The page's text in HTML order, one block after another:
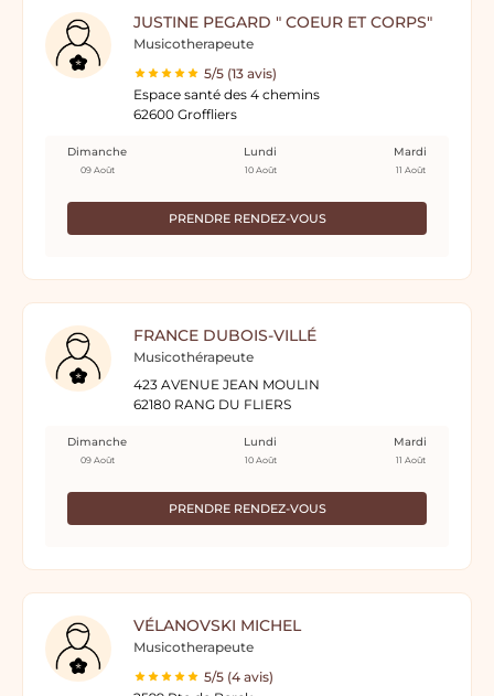
JUSTINE PEGARD " COEUR ET CORPS"
Musicotherapeute
5/5 (13 avis)
Espace santé des 4 chemins
62600 Groffliers
PRENDRE RENDEZ-VOUS
Dimanche
09 Août
Lundi
10 Août
Mardi
11 Août
FRANCE DUBOIS-VILLÉ
Musicothérapeute
423 AVENUE JEAN MOULIN
62180 RANG DU FLIERS
PRENDRE RENDEZ-VOUS
Dimanche
09 Août
Lundi
10 Août
Mardi
11 Août
VÉLANOVSKI MICHEL
Musicotherapeute
5/5 (4 avis)